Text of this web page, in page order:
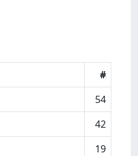
#
54
42
19